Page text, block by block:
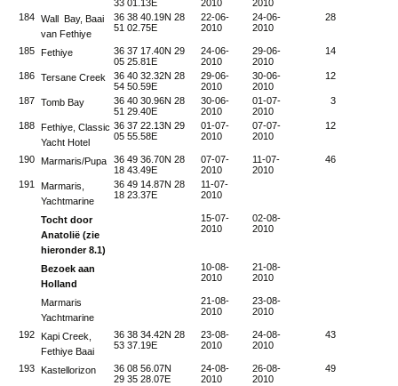
33 01.13E
2010
2010
184 Wall Bay, Baai
van Fethiye
36 38 40.19N 28
51 02.75E
22-06-
2010
24-06-
2010
28
185 Fethiye
36 37 17.40N 29
05 25.81E
24-06-
2010
29-06-
2010
14
186 Tersane Creek
36 40 32.32N 28
54 50.59E
29-06-
2010
30-06-
2010
12
187 Tomb Bay
36 40 30.96N 28
51 29.40E
30-06-
2010
01-07-
2010
3
188 Fethiye, Classic
Yacht Hotel
36 37 22.13N 29
05 55.58E
01-07-
2010
07-07-
2010
12
190 Marmaris/Pupa
36 49 36.70N 28
18 43.49E
07-07-
2010
11-07-
2010
46
191
Marmaris,
Yachtmarine
36 49 14.87N 28
18 23.37E
11-07-
2010
Tocht door
Anatolië (zie
hieronder 8.1)
15-07-
2010
02-08-
2010
Bezoek aan
Holland
10-08-
2010
21-08-
2010
Marmaris
Yachtmarine
21-08-
2010
23-08-
2010
192 Kapi Creek,
Fethiye Baai
36 38 34.42N 28
53 37.19E
23-08-
2010
24-08-
2010
43
193 Kastellorizon
36 08 56.07N
29 35 28.07E
24-08-
2010
26-08-
2010
49